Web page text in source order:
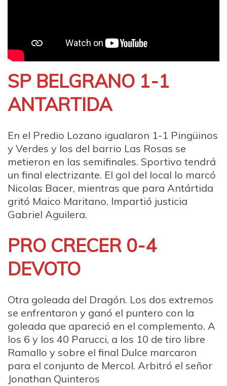
SP BELGRANO 1-1
ANTARTIDA
En el Predio Lozano igualaron 1-1 Pingüinos
y Verdes y los del barrio Las Rosas se
metieron en las semifinales. Sportivo tendrá
un final electrizante. El gol del local lo marcó
Nicolas Bacer, mientras que para Antártida
gritó Maico Maritano. Impartió justicia
Gabriel Aguilera.
PRO CRECER 0-4
DEVOTO
Otra goleada del Dragón. Los dos extremos
se enfrentaron y ganó el puntero con la
goleada que apareció en el complemento. A
los 6 y los 40 Parucci, a los 10 de tiro libre
Ramallo y sobre el final Dulce marcaron
para el conjunto de Mercol. Arbitró el señor
Jonathan Quinteros